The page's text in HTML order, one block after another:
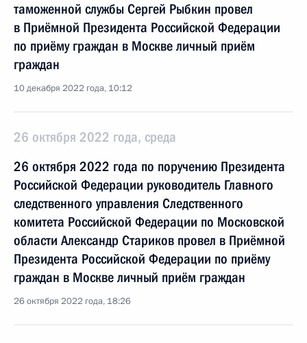
таможенной службы Сергей Рыбкин провел
в Приёмной Президента Российской Федерации
по приёму граждан в Москве личный приём
граждан
10 декабря 2022 года, 10:12
26 октября 2022 года, среда
26 октября 2022 года по поручению Президента
Российской Федерации руководитель Главного
следственного управления Следственного
комитета Российской Федерации по Московской
области Александр Стариков провел в Приёмной
Президента Российской Федерации по приёму
граждан в Москве личный приём граждан
26 октября 2022 года, 18:26